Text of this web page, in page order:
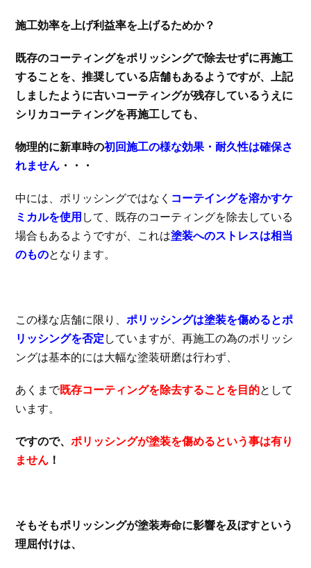
施工効率を上げ利益率を上げるためか？
既存のコーティングをポリッシングで除去せずに再施工
することを、推奨している店舗もあるようですが、上記
しましたように古いコーティングが残存しているうえに
シリカコーティングを再施工しても、
物理的に新車時の初回施工の様な効果・耐久性は確保さ
れません ・・・
中には、ポリッシングではなく コーテイングを溶かすケ
ミカルを使用 して、既存のコーティングを除去している
場合もあるようですが、これは塗装へのストレスは相当
のものとなります。
この様な店舗に限り、ポリッシングは塗装を傷めるとポ
リッシングを否定 していますが、再施工の為のポリッシ
ングは基本的には大幅な塗装研磨は行わず、
あくまで既存コーティングを除去することを目的として
います。
ですので、ポリッシングが塗装を傷めるという事は有り
ません ！
そもそもポリッシングが塗装寿命に影響を及ぼすという
理屈付けは、